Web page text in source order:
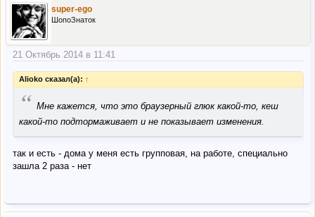
super-ego
ШопоЗнаток
21 Октябрь 2014 в 11:41
Alioko сказал(а): ↑
“ Мне кажется, что это браузерный глюк какой-то, кеш
какой-то подтормаживает и не показывает изменения.
так и есть - дома у меня есть групповая, на работе, специально
зашла 2 раза - нет